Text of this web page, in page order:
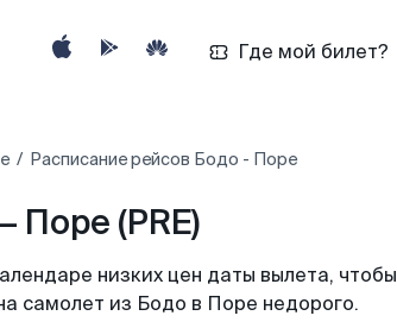
Где мой билет?
Расписание рейсов Бодо - Поре
Поре (PRE)
низких цен даты вылета, чтобы
самолет из Бодо в Поре недорого.